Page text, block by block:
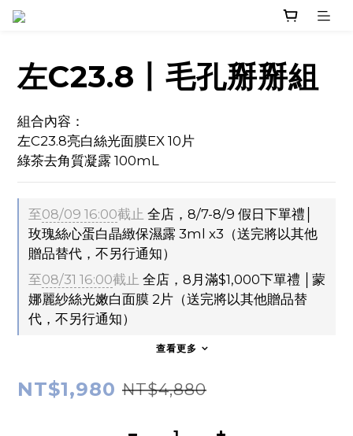
左C23.8丨毛孔掰掰組
組合內容：
左C23.8亮白絲光面膜EX 10片
綠茶去角質凝露 100mL
至08/09 16:00截止 全店，8/7-8/9 假日下單禮│
玫瑰絲心蛋白晶緻保濕露 3ml x3（送完將以其他
贈品替代，不另行通知）
至08/31 16:00截止 全店，8月滿$1,000下單禮 │蒙
娜麗紗絲光嫩白面膜 2片（送完將以其他贈品替
代，不另行通知）
查看更多
NT$1,980 NT$4,880